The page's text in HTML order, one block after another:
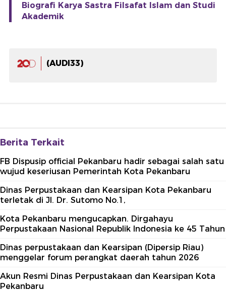
Biografi Karya Sastra Filsafat Islam dan Studi
Akademik
(AUDI33)
Berita Terkait
FB Dispusip official Pekanbaru hadir sebagai salah satu
wujud keseriusan Pemerintah Kota Pekanbaru
Dinas Perpustakaan dan Kearsipan Kota Pekanbaru
terletak di Jl. Dr. Sutomo No.1,
Kota Pekanbaru mengucapkan. Dirgahayu
Perpustakaan Nasional Republik Indonesia ke 45 Tahun
Dinas perpustakaan dan Kearsipan (Dipersip Riau)
menggelar forum perangkat daerah tahun 2026
Akun Resmi Dinas Perpustakaan dan Kearsipan Kota
Pekanbaru